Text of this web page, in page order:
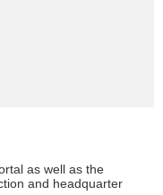
as well as the
and headquarter